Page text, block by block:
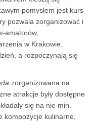
pomysłem jest kurs
pozwala zorganizować i
amatorów,
w Krakowie.
a rozpoczynają się
zorganizowana na
atrakcje były dostępne
się na nie min.
kompozycje kulinarne,